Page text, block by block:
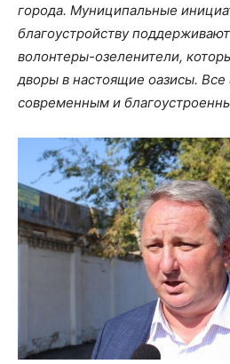
города. Муниципальные
благоустройству
волонтеры-озеленители,
дворы в настоящие оазисы.
современным и